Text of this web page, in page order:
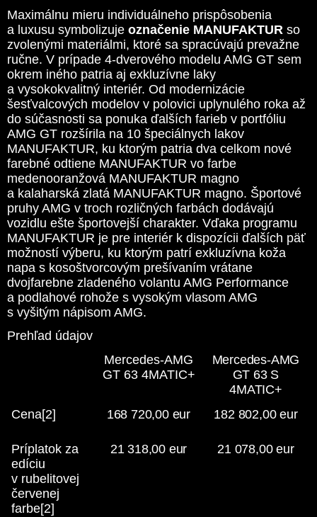
Maximálnu mieru individuálneho prispôsobenia
a luxusu symbolizuje označenie MANUFAKTUR so
zvolenými materiálmi, ktoré sa spracúvajú prevažne
ručne. V prípade 4-dverového modelu AMG GT sem
okrem iného patria aj exkluzívne laky
a vysokokvalitný interiér. Od modernizácie
šesťvalcových modelov v polovici uplynulého roka až
do súčasnosti sa ponuka ďalších farieb v portfóliu
AMG GT rozšírila na 10 špeciálnych lakov
MANUFAKTUR, ku ktorým patria dva celkom nové
farebné odtiene MANUFAKTUR vo farbe
medenooranžová MANUFAKTUR magno
a kalaharská zlatá MANUFAKTUR magno. Športové
pruhy AMG v troch rozličných farbách dodávajú
vozidlu ešte športovejší charakter. Vďaka programu
MANUFAKTUR je pre interiér k dispozícii ďalších päť
možností výberu, ku ktorým patrí exkluzívna koža
napa s kosoštvorcovým prešívaním vrátane
dvojfarebne zladeného volantu AMG Performance
a podlahové rohože s vysokým vlasom AMG
s vyšitým nápisom AMG.
Prehľad údajov
Mercedes-AMG
GT 63 4MATIC+
Mercedes-AMG
GT 63 S
4MATIC+
Cena[2]
168 720,00 eur 182 802,00 eur
Príplatok za
edíciu
v rubelitovej
červenej
farbe[2]
21 318,00 eur 21 078,00 eur